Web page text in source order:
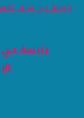
رئيسة